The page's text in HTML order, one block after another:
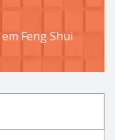
Feng Shui